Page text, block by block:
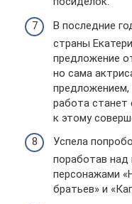
В последние
страны
предложение
но сама
предложением,
работа станет
к этому
Успела
поработав над
персонажами
братьев» и